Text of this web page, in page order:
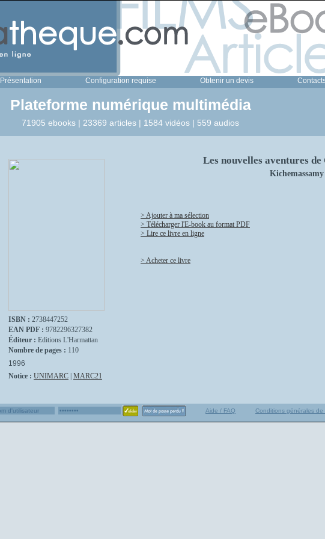
Présentation Configuration requise Obtenir un devis
Plateforme numérique multimédia
71905 ebooks | 23369 articles | 1584 vidéos | 559 audios
ISBN : 2738447252
EAN PDF : 9782296327382
Éditeur : Editions L'Harmattan
Nombre de pages : 110
1996
Notice : UNIMARC MARC21
Les nouvelles aventures
Kichemassamy
> Ajouter à ma sélection
> Télécharger l'E-book au format PDF
> Lire ce livre en ligne
> Acheter ce livre
Aide / FAQ Conditions générales de